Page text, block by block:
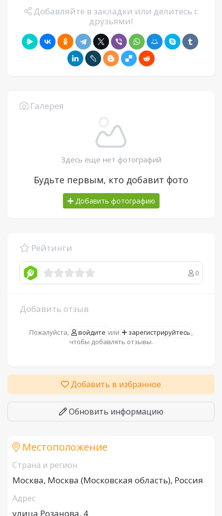
Добавляйте в закладки или делитесь с
друзьями!
Галерея
Здесь еще нет фотографий
Будьте первым, кто добавит фото
Добавить фотографию
Рейтинги
0
Добавить отзыв
Пожалуйста, войдите или зарегистрируйтесь ,
чтобы добавлять отзывы.
Добавить в избранное
Обновить информацию
Местоположение
Страна и регион
Москва, Москва (Московская область), Россия
Адрес
улица Розанова, 4